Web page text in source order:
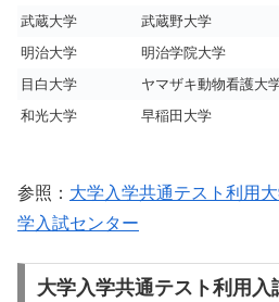
武蔵大学
武蔵野大学
明治大学
明治学院大学
目白大学
ヤマザキ動物看護大
和光大学
早稲田大学
参照： 大学入学共通テスト利用
学入試センター
大学入学共通テスト利用入